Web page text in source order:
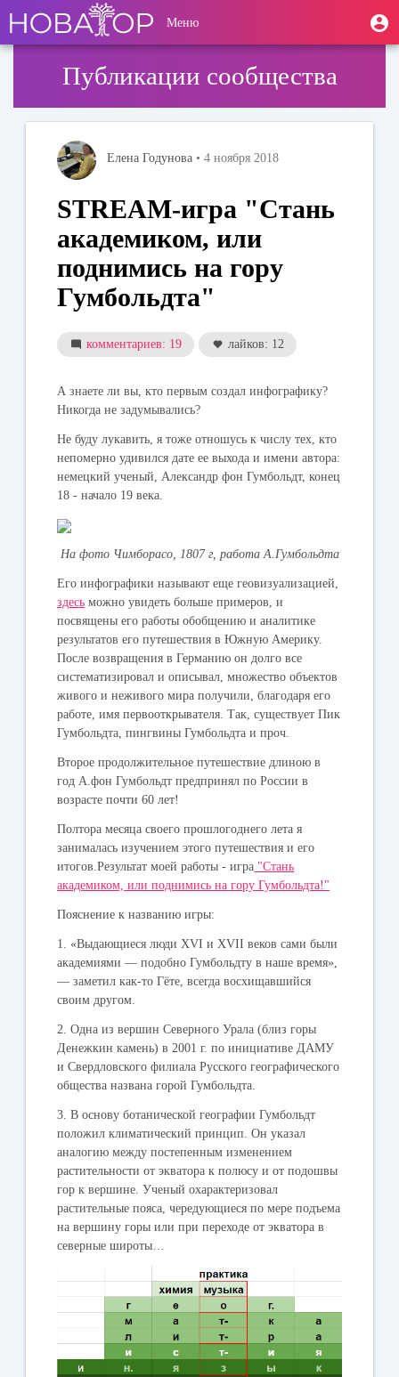
основному
содержанию
User
account
Меню
Публикации сообщества
Елена Годунова • 4 ноября 2018
STREAM-игра "Стань
академиком, или
поднимись на гору
Гумбольдта"
комментариев: 19 лайков: 12
А знаете ли вы, кто первым создал инфографику?
Никогда не задумывались?
Не буду лукавить, я тоже отношусь к числу тех, кто
непомерно удивился дате ее выхода и имени автора:
немецкий ученый, Александр фон Гумбольдт, конец
18 - начало 19 века.
На фото Чимборасо, 1807 г, работа А.Гумбольдта
Его инфографики называют еще геовизуализацией,
здесь можно увидеть больше примеров, и
посвящены его работы обобщению и аналитике
результатов его путешествия в Южную Америку.
После возвращения в Германию он долго все
систематизировал и описывал, множество объектов
живого и неживого мира получили, благодаря его
работе, имя первооткрывателя. Так, существует Пик
Гумбольдта, пингвины Гумбольдта и проч.
Второе продолжительное путешествие длиною в
год А.фон Гумбольдт предпринял по России в
возрасте почти 60 лет!
Полтора месяца своего прошлогоднего лета я
занималась изучением этого путешествия и его
итогов.Результат моей работы - игра "Стань
академиком, или поднимись на гору Гумбольдта!"
Пояснение к названию игры:
1. «Выдающиеся люди XVI и XVII веков сами были
академиями — подобно Гумбольдту в наше время»,
— заметил как-то Гёте, всегда восхищавшийся
своим другом.
2. Одна из вершин Северного Урала (близ горы
Денежкин камень) в 2001 г. по инициативе ДАМУ
и Свердловского филиала Русского географического
общества названа горой Гумбольдта.
3. В основу ботанической географии Гумбольдт
положил климатический принцип. Он указал
аналогию между постепенным изменением
растительности от экватора к полюсу и от подошвы
гор к вершине. Ученый охарактеризовал
растительные пояса, чередующиеся по мере подъема
на вершину горы или при переходе от экватора в
северные широты…